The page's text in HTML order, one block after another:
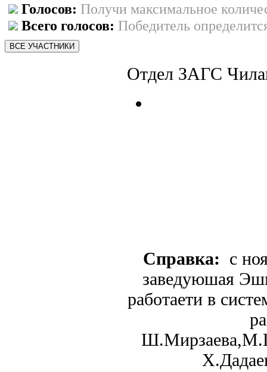
Голосов: Получи максимальное
Всего голосов: Победитель
ВСЕ УЧАСТНИКИ
Отдел ЗАГС
Справка: с
заведуюшая
работаети в